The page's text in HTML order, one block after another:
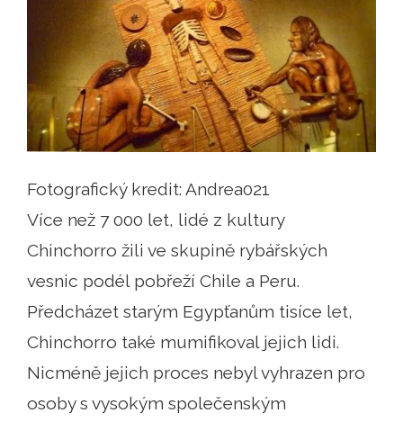
Fotografický kredit: Andrea021
Více než 7 000 let, lidé z kultury
Chinchorro žili ve skupině rybářských
vesnic podél pobřeží Chile a Peru.
Předcházet starým Egypťanům tisíce let,
Chinchorro také mumifikoval jejich lidi.
Nicméně jejich proces nebyl vyhrazen pro
osoby s vysokým společenským